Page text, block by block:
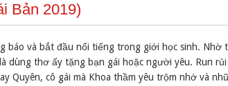
Bản 2019)
và bắt đầu nổi tiếng trong giới học sinh. Nhờ
dùng thơ ấy tặng bạn gái hoặc người yêu. Run
Quyên, cô gái mà Khoa thầm yêu trộm nhớ và